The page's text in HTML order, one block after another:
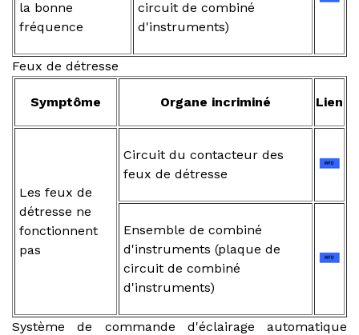
la bonne
fréquence
circuit de combiné
d'instruments)
Feux de détresse
Symptôme Organe incriminé Lien
Les feux de
détresse ne
fonctionnent
pas
Circuit du contacteur des
feux de détresse
Ensemble de combiné
d'instruments (plaque de
circuit de combiné
d'instruments)
Système de commande d'éclairage automatique